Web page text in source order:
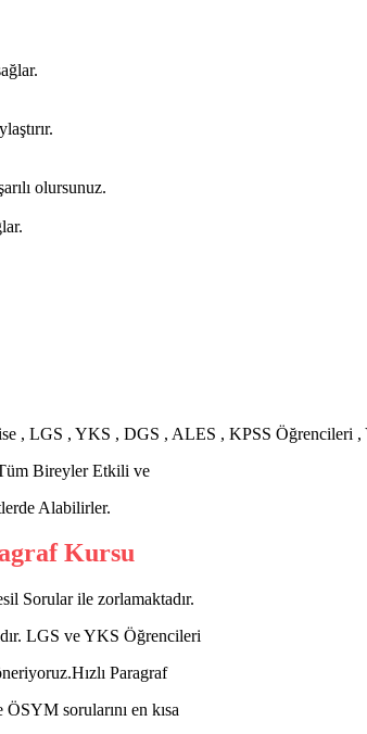
olursunuz.
, LGS , YKS , DGS , ALES , KPSS Öğrencileri ,
Bireyler Etkili ve
Alabilirler.
Kursu
Sorular ile zorlamaktadır.
LGS ve YKS Öğrencileri
Paragraf
sorularını en kısa